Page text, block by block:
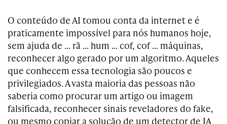
O conteúdo de AI tomou conta da internet e é
praticamente impossível para nós humanos hoje,
sem ajuda de … rã … hum … cof, cof … máquinas,
reconhecer algo gerado por um algoritmo. Aqueles
que conhecem essa tecnologia são poucos e
privilegiados. A vasta maioria das pessoas não
saberia como procurar um artigo ou imagem
falsificada, reconhecer sinais reveladores do fake,
ou mesmo copiar a solução de um detector de IA